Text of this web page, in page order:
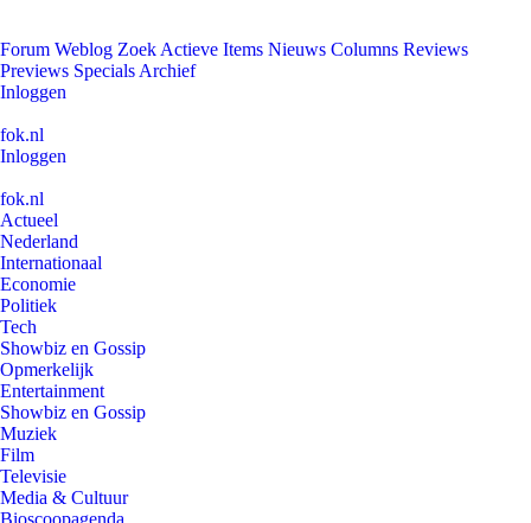
Forum Weblog Zoek Actieve Items Nieuws Columns Reviews
Previews Specials Archief
Inloggen
fok.nl
Inloggen
fok.nl
Actueel
Nederland
Internationaal
Economie
Politiek
Tech
Showbiz en Gossip
Opmerkelijk
Entertainment
Showbiz en Gossip
Muziek
Film
Televisie
Media & Cultuur
Bioscoopagenda